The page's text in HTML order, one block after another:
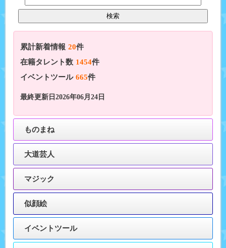
累計新着情報 20件
在籍タレント数 1454件
イベントツール 665件
最終更新日2026年06月24日
ものまね
大道芸人
マジック
似顔絵
イベントツール